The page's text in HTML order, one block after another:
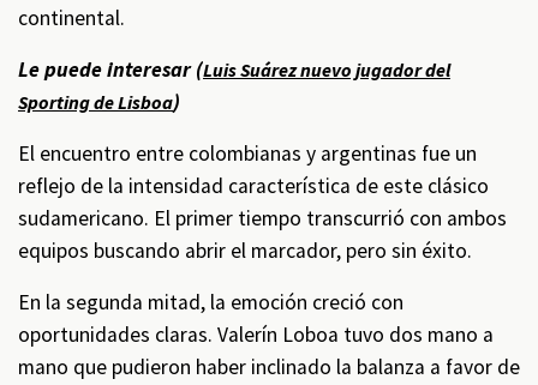
continental.
Le puede interesar (Luis Suárez nuevo jugador del
Sporting de Lisboa)
El encuentro entre colombianas y argentinas fue un
reflejo de la intensidad característica de este clásico
sudamericano. El primer tiempo transcurrió con ambos
equipos buscando abrir el marcador, pero sin éxito.
En la segunda mitad, la emoción creció con
oportunidades claras. Valerín Loboa tuvo dos mano a
mano que pudieron haber inclinado la balanza a favor de